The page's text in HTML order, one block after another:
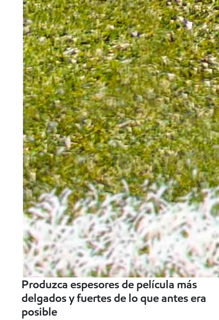
Produzca espesores de película más
delgados y fuertes de lo que antes era
posible